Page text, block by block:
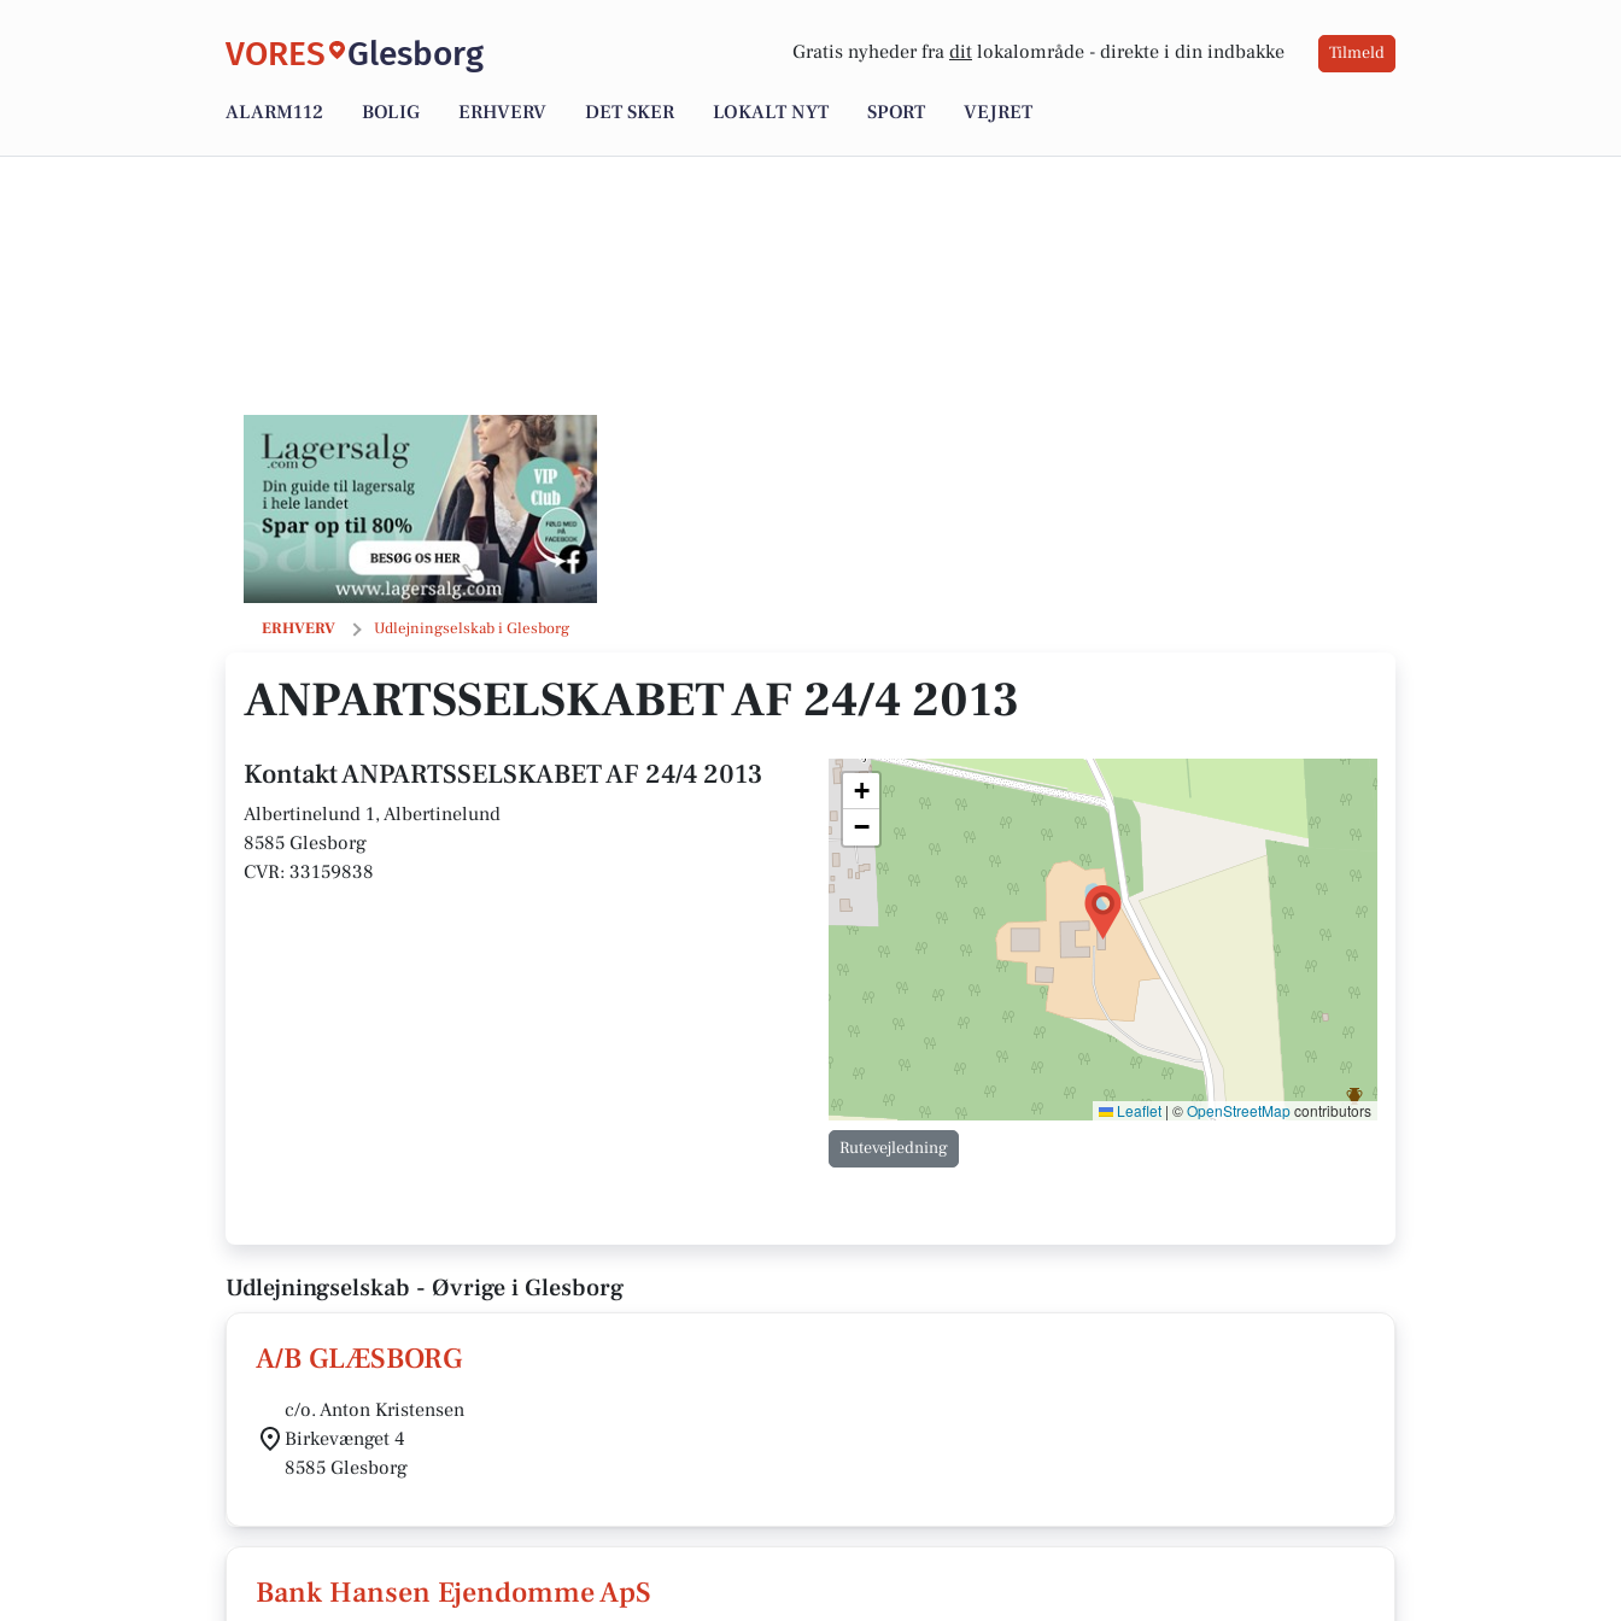
VORES Glesborg Gratis nyheder fra dit lokalområde - direkte i din indbakke Tilmeld
ALARM112 BOLIG ERHVERV DET SKER LOKALT NYT SPORT VEJRET
ERHVERV Udlejningselskab i Glesborg
ANPARTSSELSKABET AF 24/4 2013
ANPARTSSELSKABET AF 24/4 2013
Kontakt ANPARTSSELSKABET AF 24/4 2013
Albertinelund 1, Albertinelund
8585 Glesborg
CVR: 33159838
+
−
Leaflet | ©OpenStreetMapcontributors
Rutevejledning
Udlejningselskab - Øvrige i Glesborg
A/B GLÆSBORG
c/o. Anton Kristensen
Birkevænget 4
8585 Glesborg
Bank Hansen Ejendomme ApS